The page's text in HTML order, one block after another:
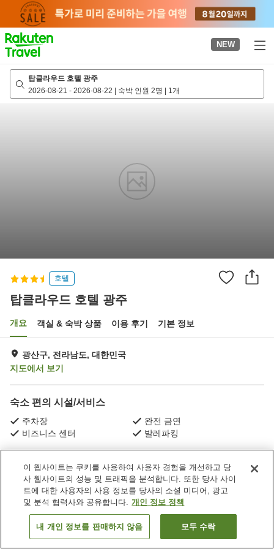
page
NEW
탑클라우드 호텔 광주
2026-08-21 - 2026-08-22 | 숙박 인원 2명 | 1개
호텔
탑클라우드 호텔 광주
개요 객실 & 숙박 상품 이용 후기 기본 정보
광산구, 전라남도, 대한민국
지도에서 보기
숙소 편의 시설/서비스
주차장
완전 금연
비즈니스 센터
발레파킹
대한민국 전라남도 광산구 탑클라우드 호텔 광주
객실 보기
이 웹사이트는 쿠키를 사용하여 사용자 경험을 개선하고 당
사 웹사이트의 성능 및 트래픽을 분석합니다. 또한 당사 사이
트에 대한 사용자의 사용 정보를 당사의 소셜 미디어, 광고
및 분석 협력사와 공유합니다. 개인 정보 정책
내 개인 정보를 판매하지 않음 모두 수락